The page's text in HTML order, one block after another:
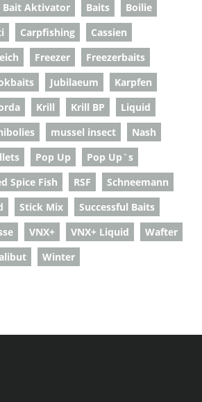
Bait Aktivator Baits
Boilie
Carpfishing
Cassien
Freezer
Freezerbaits
Jubilaeum
Karpfen
Krill Krill BP
Liquid
mussel insect
Nash
Pop Up
Pop Up`s
Spice Fish RSF
Schneemann
Stick Mix
Successful Baits
VNX+ VNX+ Liquid
Wafter
Winter